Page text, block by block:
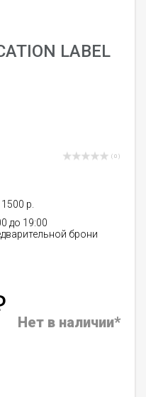
LABEL
( 0 )
р.
до 19:00
брони
Нет в наличии*